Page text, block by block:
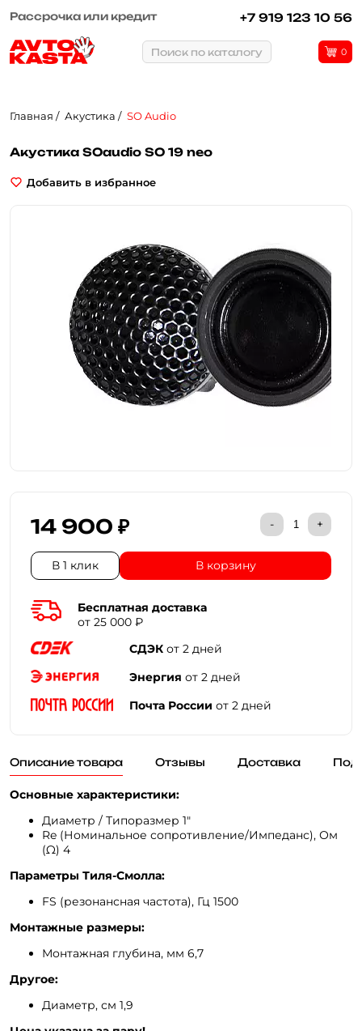
Рассрочка или кредит +7 919 123 10 56
Поиск по каталогу 0
Главная Акустика SO Audio
Акустика SOaudio SO 19 neo
Добавить в избранное
14 900 ₽ - +
В 1 клик В корзину
Бесплатная доставка
от 25 000 ₽
СДЭК от 2 дней
Энергия от 2 дней
Почта России от 2 дней
Описание товара Отзывы Доставка
Основные характеристики:
Диаметр / Типоразмер 1"
Re (Номинальное сопротивление/Импеданс), Ом
(Ω) 4
Параметры Тиля-Смолла:
FS (резонансная частота), Гц 1500
Монтажные размеры:
Монтажная глубина, мм 6,7
Другое:
Диаметр, см 1,9